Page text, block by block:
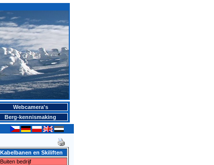
Webcamera's
Berg-kennismaking
Kabelbanen en Skiliften
Buiten bedrijf